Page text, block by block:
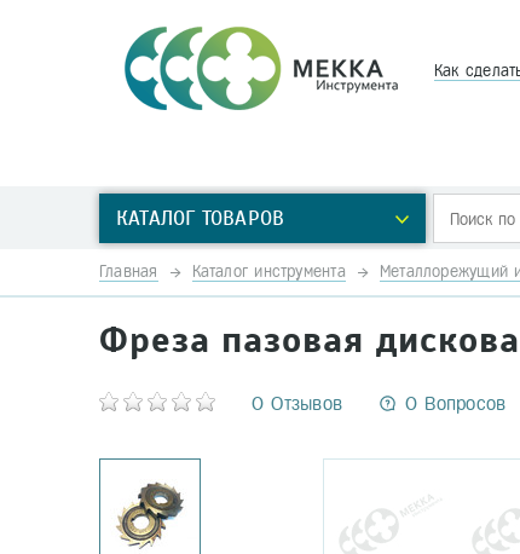
Как
КАТАЛОГ ТОВАРОВ
Главная Каталог инструмента Металлорежущий
Фреза пазовая
0 Отзывов 0 Вопросов